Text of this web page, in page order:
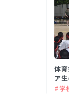
体
ア
#学